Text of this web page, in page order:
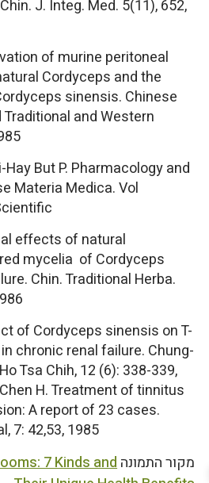
J. Integ. Med. 5(11), 652,
of murine peritoneal
Cordyceps and the
sinensis. Chinese
and Western
Hay But P. Pharmacology and
Materia Medica. Vol
effects of natural
mycelia of Cordyceps
Chin. Traditional Herba.
of Cordyceps sinensis on T-
chronic renal failure. Chung-
Tsa Chih, 12 (6): 338-339,
H. Treatment of tinnitus
A report of 23 cases.
7: 42,53, 1985
מקור התמונה7 Kinds and